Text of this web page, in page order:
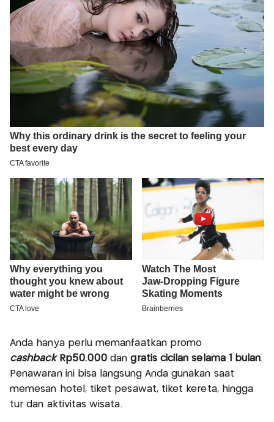
Anda hanya perlu memanfaatkan promo
cashback Rp50.000 dangratis cicilan selama 1 bulan.
Penawaran ini bisa langsung Anda gunakan saat
memesan hotel, tiket pesawat, tiket kereta, hingga
tur dan aktivitas wisata.